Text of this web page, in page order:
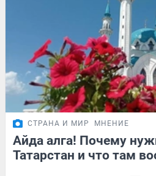
СТРАНА И МИР МНЕНИЕ
Айда алга! Почему
Татарстан и что там